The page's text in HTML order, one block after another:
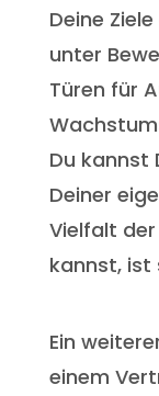
Deine
unter
Türen für
Du kannst
Deiner
Vielfalt
kannst, ist
Ein
einem